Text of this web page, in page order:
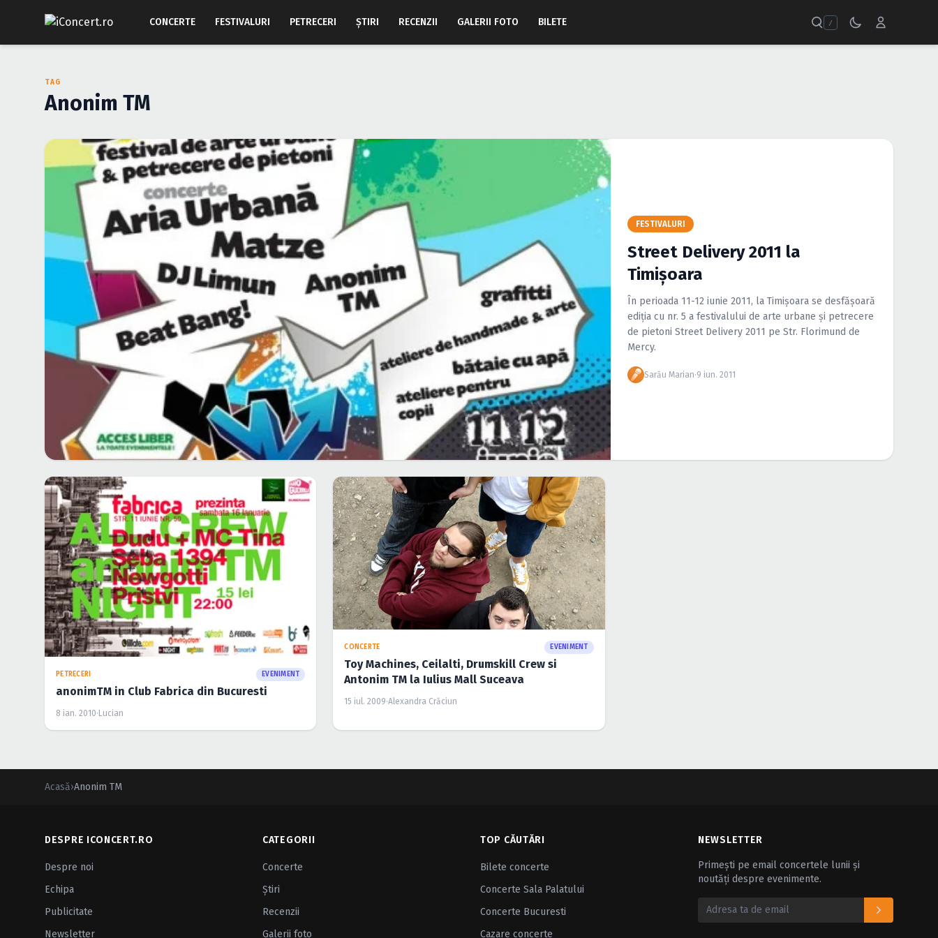
CONCERTE FESTIVALURI PETRECERI ŞTIRI RECENZII GALERII FOTO BILETE /
TAG
Anonim TM
FESTIVALURI
Street Delivery 2011 la
Timişoara
În perioada 11-12 iunie 2011, la Timişoara se desfăşoară
ediţia cu nr. 5 a festivalului de arte urbane şi petrecere
de pietoni Street Delivery 2011 pe Str. Florimund de
Mercy.
Sarău Marian·9 iun. 2011
PETRECERI EVENIMENT
anonimTM in Club Fabrica din Bucuresti
8 ian. 2010· Lucian
CONCERTE EVENIMENT
Toy Machines, Ceilalti, Drumskill Crew si
Antonim TM la Iulius Mall Suceava
15 iul. 2009·Alexandra Crăciun
Acasă›Anonim TM
DESPRE ICONCERT.RO
Despre noi
Echipa
Publicitate
Newsletter
CATEGORII
Concerte
Ştiri
Recenzii
Galerii foto
TOP CĂUTĂRI
Bilete concerte
Concerte Sala Palatului
Concerte Bucuresti
Cazare concerte
NEWSLETTER
Primești pe email concertele lunii și
noutăți despre evenimente.